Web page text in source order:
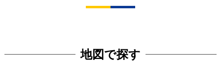
地図で探す